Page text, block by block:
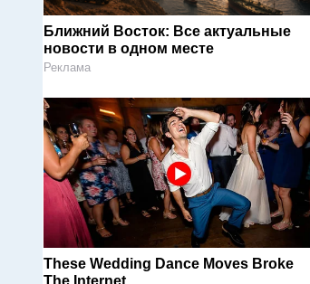
Ближний Восток: Все актуальные
новости в одном месте
Реклама
These Wedding Dance Moves Broke
The Internet